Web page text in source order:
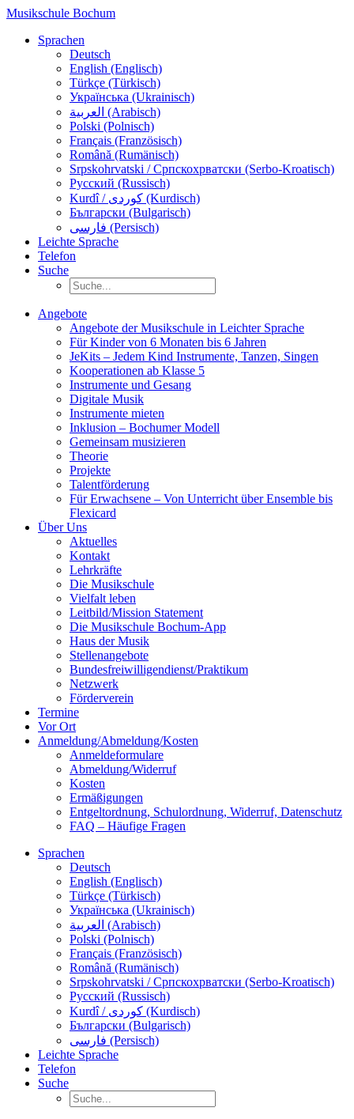
Musikschule Bochum
Sprachen
Deutsch
English (Englisch)
Türkçe (Türkisch)
Українська (Ukrainisch)
العربية (Arabisch)
Polski (Polnisch)
Français (Französisch)
Română (Rumänisch)
Srpskohrvatski / Српскохрватски (Serbo-Kroatisch)
Русский (Russisch)
Kurdî / كوردی (Kurdisch)
Български (Bulgarisch)
فارسی (Persisch)
Leichte Sprache
Telefon
Suche
Angebote
Angebote der Musikschule in Leichter Sprache
Für Kinder von 6 Monaten bis 6 Jahren
JeKits – Jedem Kind Instrumente, Tanzen, Singen
Kooperationen ab Klasse 5
Instrumente und Gesang
Digitale Musik
Instrumente mieten
Inklusion – Bochumer Modell
Gemeinsam musizieren
Theorie
Projekte
Talentförderung
Für Erwachsene – Von Unterricht über Ensemble bis
Flexicard
Über Uns
Aktuelles
Kontakt
Lehrkräfte
Die Musikschule
Vielfalt leben
Leitbild/Mission Statement
Die Musikschule Bochum-App
Haus der Musik
Stellenangebote
Bundesfreiwilligendienst/Praktikum
Netzwerk
Förderverein
Termine
Vor Ort
Anmeldung/Abmeldung/Kosten
Anmeldeformulare
Abmeldung/Widerruf
Kosten
Ermäßigungen
Entgeltordnung, Schulordnung, Widerruf, Datenschutz
FAQ – Häufige Fragen
Sprachen
Deutsch
English (Englisch)
Türkçe (Türkisch)
Українська (Ukrainisch)
العربية (Arabisch)
Polski (Polnisch)
Français (Französisch)
Română (Rumänisch)
Srpskohrvatski / Српскохрватски (Serbo-Kroatisch)
Русский (Russisch)
Kurdî / كوردی (Kurdisch)
Български (Bulgarisch)
فارسی (Persisch)
Leichte Sprache
Telefon
Suche